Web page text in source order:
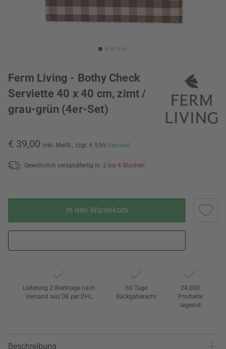
Ferm Living - Bothy Check
Serviette 40 x 40 cm, zimt /
grau-grün (4er-Set)
€ 39,00 inkl. MwSt., zzgl. € 5,95 Versand
Gewöhnlich versandfertig in: 2 bis 4 Wochen
In den Warenkorb
Lieferung 2 Werktage nach
Versand aus DE per DHL
60 Tage
Rückgaberecht
24.000
Produkte
lagernd
Beschreibung